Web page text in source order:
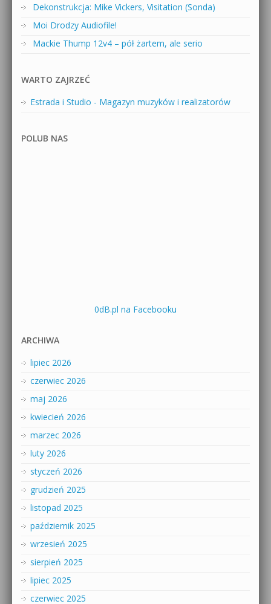
Dekonstrukcja: Mike Vickers, Visitation (Sonda)
Moi Drodzy Audiofile!
Mackie Thump 12v4 – pół żartem, ale serio
WARTO ZAJRZEĆ
Estrada i Studio - Magazyn muzyków i realizatorów
POLUB NAS
0dB.pl na Facebooku
ARCHIWA
lipiec 2026
czerwiec 2026
maj 2026
kwiecień 2026
marzec 2026
luty 2026
styczeń 2026
grudzień 2025
listopad 2025
październik 2025
wrzesień 2025
sierpień 2025
lipiec 2025
czerwiec 2025